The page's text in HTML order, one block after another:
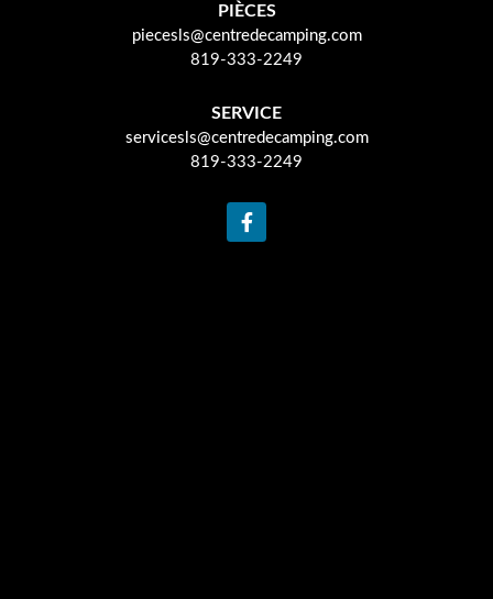
PIÈCES
piecesls@centredecamping.com
819-333-2249
SERVICE
servicesls@centredecamping.com
819-333-2249
F